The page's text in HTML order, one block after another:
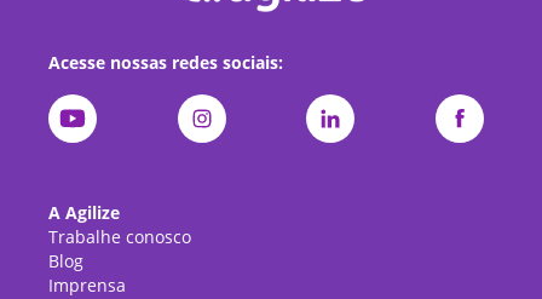
Acesse nossas redes sociais:
A Agilize
Trabalhe conosco
Blog
Imprensa